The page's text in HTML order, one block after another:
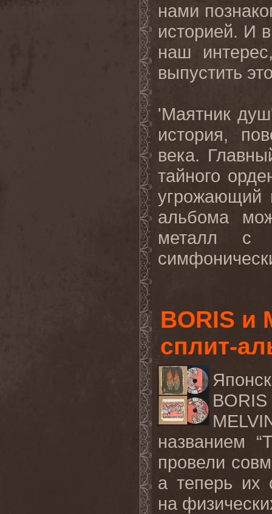
нами
историей. И
наш
выпустить
'Маятник
история,
века.
тайного
угрожающий
альбома
металл с
BORIS и
сплит-
названием
провели
а теперь их
на